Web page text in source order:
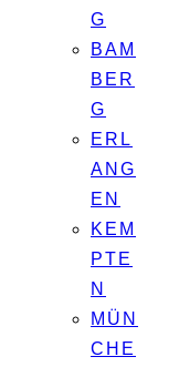
G
BAM
BER
G
ERL
ANG
EN
KEM
PTE
N
MÜN
CHE